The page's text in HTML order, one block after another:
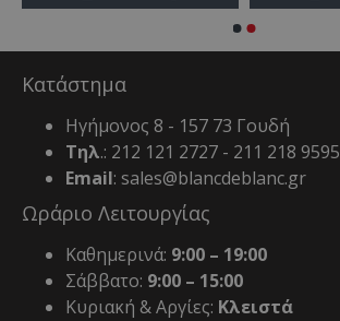
Κατάστημα
Ηγήμονος 8 - 157 73 Γουδή
Τηλ.: 212 121 2727 - 211 218 9595
Email: sales@blancdeblanc.gr
Ωράριο Λειτουργίας
Καθημερινά: 9:00 – 19:00
Σάββατο: 9:00 – 15:00
Κυριακή & Αργίες: Κλειστά